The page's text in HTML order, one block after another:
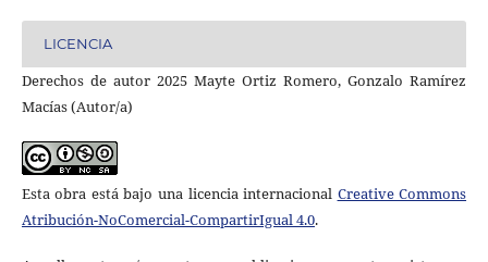
LICENCIA
Derechos de autor 2025 Mayte Ortiz Romero, Gonzalo Ramírez
Macías (Autor/a)
Esta obra está bajo una licencia internacional Creative Commons
Atribución-NoComercial-CompartirIgual 4.0.